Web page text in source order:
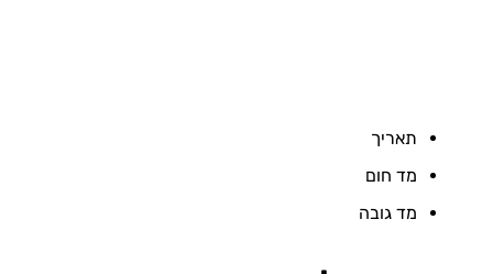
תאריך
מד חום
מד גובה